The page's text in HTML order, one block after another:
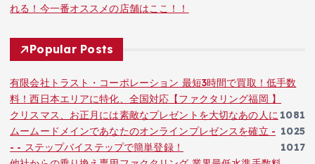
れる！今一番オススメの店舗はここ！！
Popular Posts
有限会社トラスト・コーポレーション 最短3時間で買取！低手数
料！西日本エリアに特化、全国対応【ファクタリング福岡 】
1081
クリスマス、お正月には素敵なプレゼントを大切なあの人に
1025
ムームードメインであなたのオンラインプレゼンスを確立 -
- - ステップバイステップで簡単登録！
1017